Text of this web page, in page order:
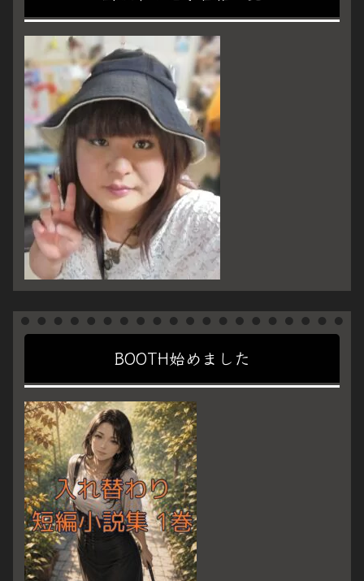
BOOTH始めました